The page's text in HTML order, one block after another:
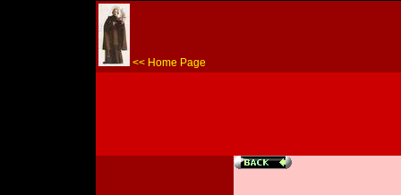
<< Home Page